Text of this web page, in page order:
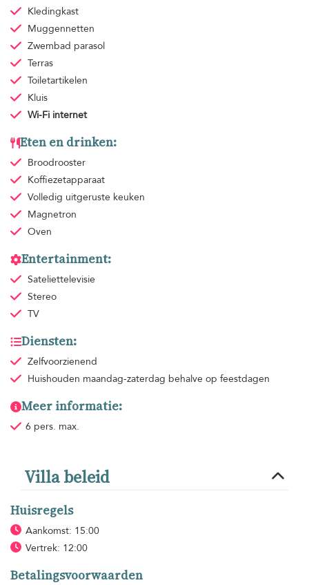
Kledingkast
Muggennetten
Zwembad parasol
Terras
Toiletartikelen
Kluis
Wi-Fi internet
Eten en drinken:
Broodrooster
Koffiezetapparaat
Volledig uitgeruste keuken
Magnetron
Oven
Entertainment:
Sateliettelevisie
Stereo
TV
Diensten:
Zelfvoorzienend
Huishouden maandag-zaterdag behalve op feestdagen
Meer informatie:
6 pers. max.
Villa beleid
Huisregels
Aankomst: 15:00
Vertrek: 12:00
Betalingsvoorwaarden